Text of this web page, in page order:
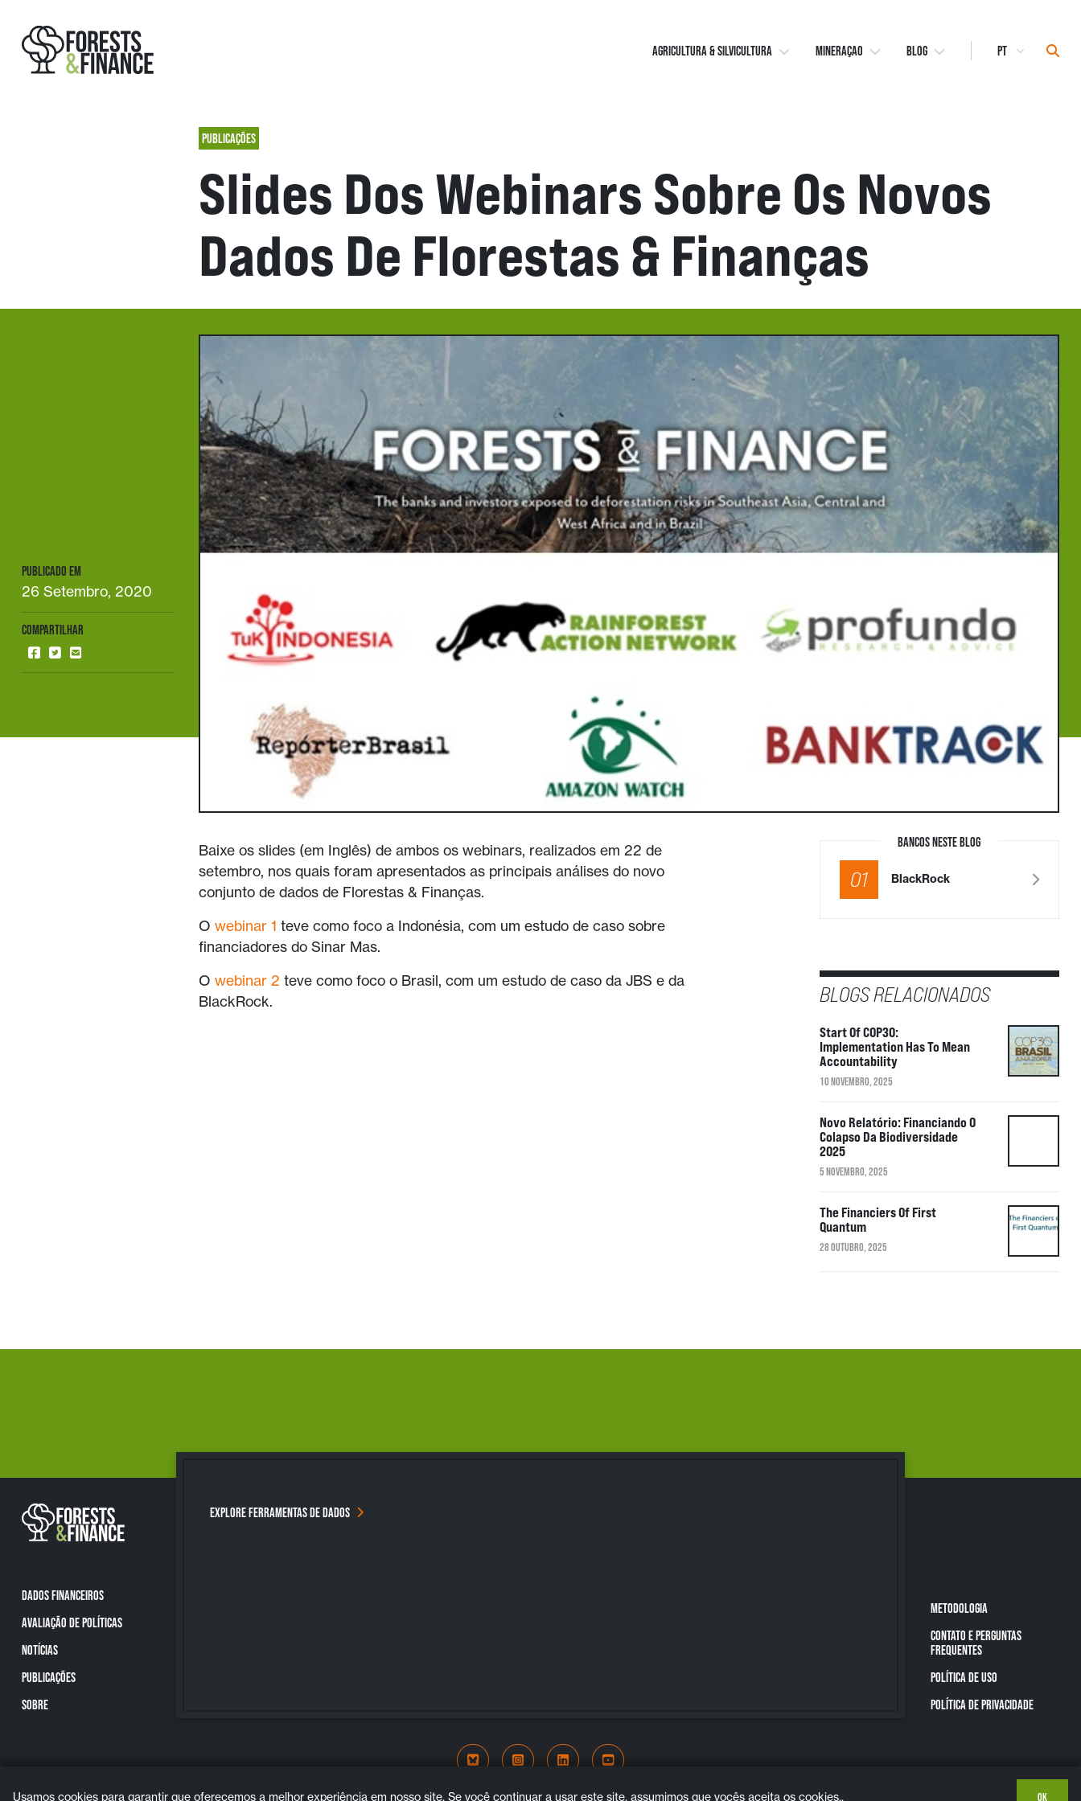
AGRICULTURA & SILVICULTURA MINERAÇAO BLOG
Select
PUBLICAÇÕES
Slides Dos Webinars Sobre Os Novos
Dados De Florestas & Finanças
PUBLICADO EM
26 Setembro, 2020
COMPARTILHAR
Baixe os slides (em Inglês) de ambos os webinars, realizados em 22 de
setembro, nos quais foram apresentados as principais análises do novo
conjunto de dados de Florestas & Finanças.
Owebinar 1 teve como foco a Indonésia, com um estudo de caso sobre
financiadores do Sinar Mas.
Owebinar 2 teve como foco o Brasil, com um estudo de caso da JBS e da
BlackRock.
BANCOS NESTE BLOG
01 BlackRock
BLOGS RELACIONADOS
Start Of COP30:
Implementation Has To Mean
Accountability
10 NOVEMBRO, 2025
Novo Relatório: Financiando O
Colapso Da Biodiversidade
2025
5 NOVEMBRO, 2025
The Financiers Of First
Quantum
28 OUTUBRO, 2025
DADOS FINANCEIROS
AVALIAÇÃO DE POLÍTICAS
NOTÍCIAS
PUBLICAÇÕES
SOBRE
EXPLORE FERRAMENTAS DE DADOS
METODOLOGIA
CONTATO E PERGUNTAS
FREQUENTES
POLÍTICA DE USO
POLÍTICA DE PRIVACIDADE
BlueskyInstagramLinkedInYouTube
COPYRIGHT © 2026. ALL RIGHTS RESERVED.
Usamos cookies para garantir que oferecemos a melhor experiência em nosso site. Se você continuar a usar este site, assumimos que vocês aceita os cookies.. OK